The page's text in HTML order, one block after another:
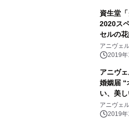
資生堂
2020ス
セルの
アニヴェ
2019
アニヴ
婚姻届 “
い、美
大切な
を。
アニヴェ
2019